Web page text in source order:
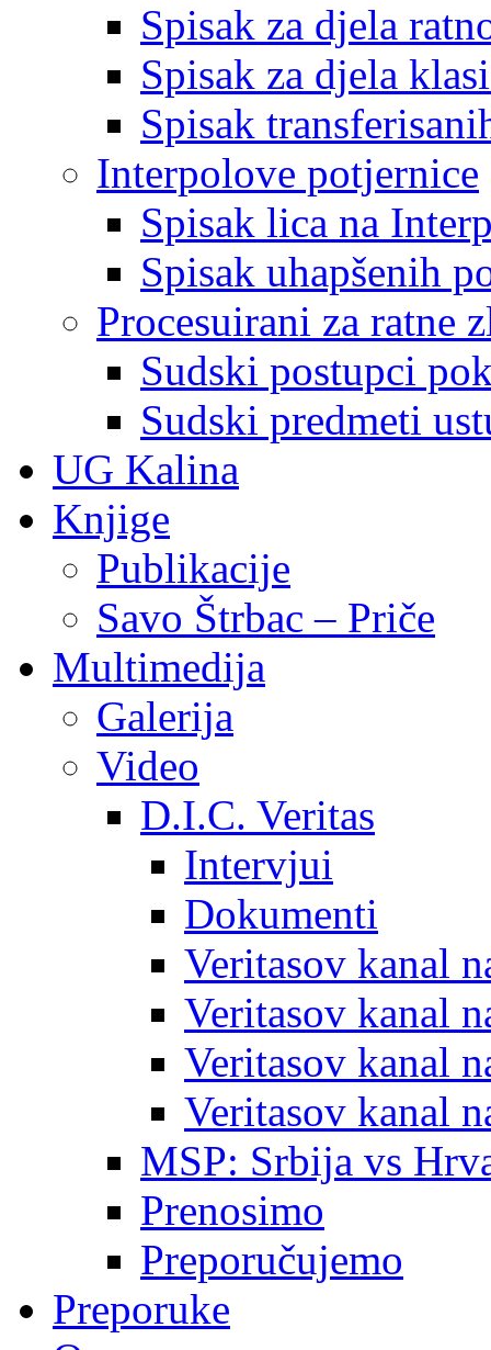
Spisak za djela
Spisak za djela
Spisak
Interpolove potjernice
Spisak lica na
Spisak uhapšenih
Procesuirani za ratne
Sudski postupci
Sudski predmeti
UG Kalina
Knjige
Publikacije
Savo Štrbac – Priče
Multimedija
Galerija
Video
D.I.C. Veritas
Intervjui
Dokumenti
Veritasov kanal
Veritasov kanal
Veritasov kanal
Veritasov kanal
MSP: Srbija vs
Prenosimo
Preporučujemo
Preporuke